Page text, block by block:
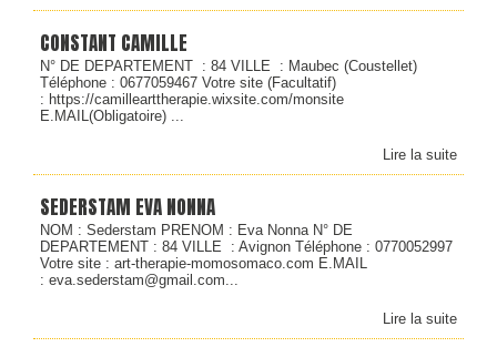
CONSTANT CAMILLE
N° DE DEPARTEMENT : 84 VILLE : Maubec (Coustellet)
Téléphone : 0677059467 Votre site (Facultatif)
: https://camillearttherapie.wixsite.com/monsite
E.MAIL(Obligatoire) ...
Lire la suite
SEDERSTAM EVA NONNA
NOM : Sederstam PRENOM : Eva Nonna N° DE
DEPARTEMENT : 84 VILLE : Avignon Téléphone : 0770052997
Votre site : art-therapie-momosomaco.com E.MAIL
: eva.sederstam@gmail.com...
Lire la suite